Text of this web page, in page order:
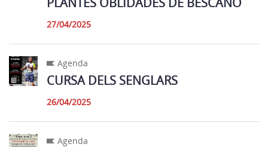
27/04/2025
Agenda
CURSA DELS SENGLARS
26/04/2025
Agenda